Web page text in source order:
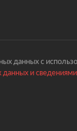
данных с
и